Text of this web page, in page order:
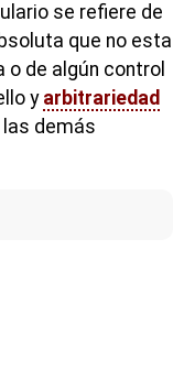
se refiere de
que no esta
o de algún control
y arbitrariedad
demás